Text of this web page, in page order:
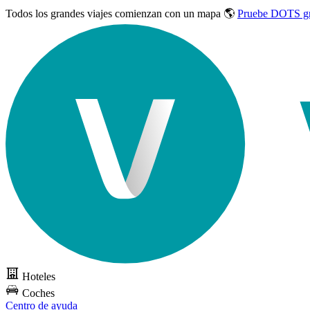
Todos los grandes viajes comienzan con un mapa 🌎 Pruebe DOTS
Hoteles
Coches
Centro de ayuda